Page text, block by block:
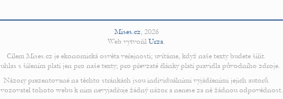
Mises.cz, 2026
Web vytvořil Urza.
Cílem Mises.cz je ekonomická osvěta veřejnosti; uvítáme, když naše texty budete šířit.
s šířením platí jen pro naše texty; pro převzaté články platí pravidla původního zdroje.
Názory prezentované na těchto stránkách jsou individuálními vyjádřeními jejich autorů.
tohoto webu k nim nevyjadřuje žádný názor a nenese za ně žádnou odpovědnost.